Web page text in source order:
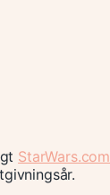
StarWars.com